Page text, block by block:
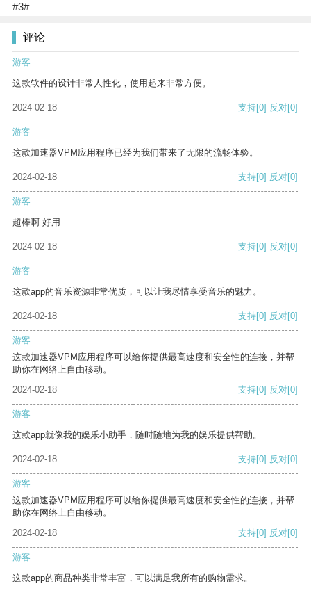
#3#
评论
游客
这款软件的设计非常人性化，使用起来非常方便。
2024-02-18 支持[0] 反对[0]
游客
这款加速器VPM应用程序已经为我们带来了无限的流畅体验。
2024-02-18 支持[0] 反对[0]
游客
超棒啊 好用
2024-02-18 支持[0] 反对[0]
游客
这款app的音乐资源非常优质，可以让我尽情享受音乐的魅力。
2024-02-18 支持[0] 反对[0]
游客
这款加速器VPM应用程序可以给你提供最高速度和安全性的连接，并帮
助你在网络上自由移动。
2024-02-18
支持[0] 反对[0]
游客
这款app就像我的娱乐小助手，随时随地为我的娱乐提供帮助。
2024-02-18 支持[0] 反对[0]
游客
这款加速器VPM应用程序可以给你提供最高速度和安全性的连接，并帮
助你在网络上自由移动。
2024-02-18
支持[0] 反对[0]
游客
这款app的商品种类非常丰富，可以满足我所有的购物需求。